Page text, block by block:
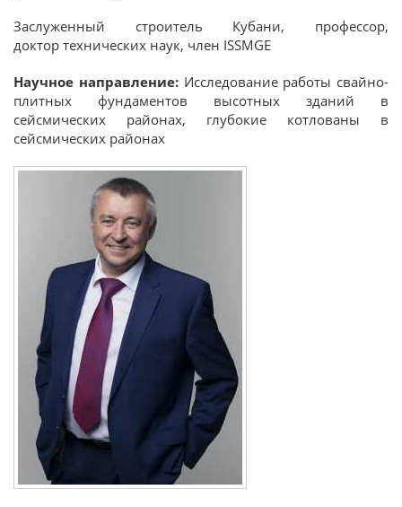
Заслуженный строитель Кубани, профессор,
доктор технических наук, член ISSMGE
Научное направление:Исследование работы свайно-
плитных фундаментов высотных зданий в
сейсмических районах, глубокие котлованы в
сейсмических районах